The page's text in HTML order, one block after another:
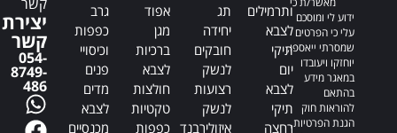
ידוע לי ומוסכם
עלי כי הפרטים
שמסרתי ייאספו,
יוחזקו ויעובדו
במאגר מידע
בהתאם
להוראות חוק
הגנת הפרטיות,
ותרמילים
לצבא
תיקי
יום
לצבא
תיקי
רחצה
תג
יחידה
חובקים
לנשק
רצועות
לנשק
איזולירבנד
אפוד
מגן
ברכיות
לצבא
חולצות
טקטיות
כפפות
גרב
כפפות
וכיסויי
פנים
מדים
לצבא
מכנסיים
יצירת
קשר
054-
8749-
486